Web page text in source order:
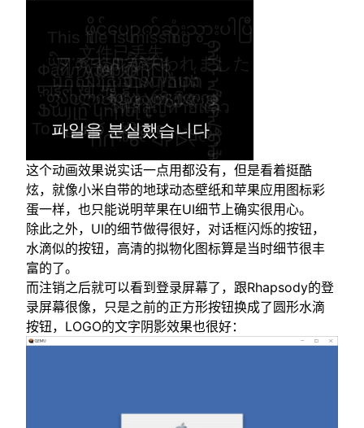
这个动画效果说实话一点用都没有，但是看着挺酷
炫，就像小米自带的地球动态壁纸和苹果应用图标彩
蛋一样，也只能说明苹果在UI细节上确实很用心。
除此之外，UI的细节做得很好，对话框闪烁的按钮，
水滴似的按钮，高清的拟物化图标算是当时细节很丰
富的了。
而注销之后就可以看到登录屏幕了，跟Rhapsody的登
录屏幕很像，只是之前的正方形按钮换成了圆形水滴
按钮，LOGO的文字阴影效果也很好：